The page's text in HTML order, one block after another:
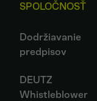
SPOLOČNOSŤ
Dodržiavanie
predpisov
DEUTZ
Whistleblower